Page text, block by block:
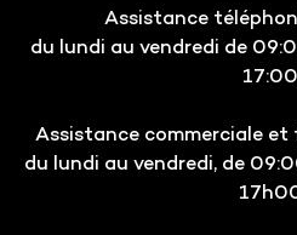
Assistance
du lundi au vendredi de
Assistance commerciale
du lundi au vendredi, de